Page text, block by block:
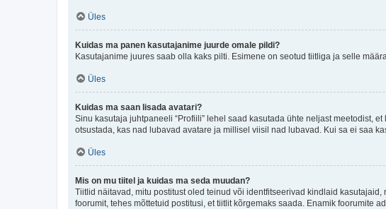
Üles
Kuidas ma panen kasutajanime juurde omale pildi?
Kasutajanime juures saab olla kaks pilti. Esimene on seotud tiitliga ja selle
Üles
Kuidas ma saan lisada avatari?
Sinu kasutaja juhtpaneeli “Profiili” lehel saad kasutada ühte neljast meetodist,
otsustada, kas nad lubavad avatare ja millisel viisil nad lubavad. Kui sa ei saa
Üles
Mis on mu tiitel ja kuidas ma seda muudan?
Tiitlid näitavad, mitu postitust oled teinud või identfitseerivad kindlaid
foorumit, tehes mõttetuid postitusi, et tiitlit kõrgemaks saada. Enamik foorumite